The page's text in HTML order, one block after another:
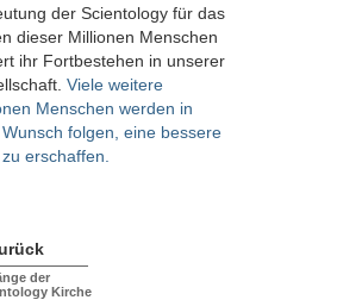
der Scientology für das
dieser Millionen Menschen
ihr Fortbestehen in unserer
Viele weitere
Menschen werden in
folgen, eine bessere
erschaffen.
der
Kirche